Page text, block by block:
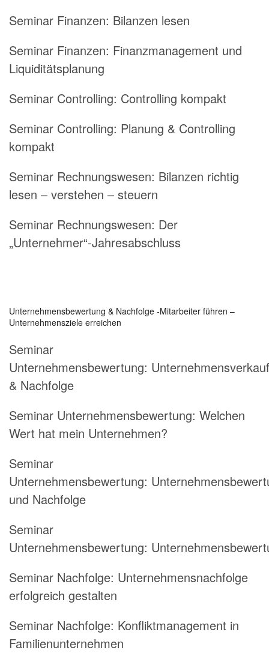
Seminar Finanzen: Bilanzen lesen
Seminar Finanzen: Finanzmanagement und
Liquiditätsplanung
Seminar Controlling: Controlling kompakt
Seminar Controlling: Planung & Controlling
kompakt
Seminar Rechnungswesen: Bilanzen richtig
lesen – verstehen – steuern
Seminar Rechnungswesen: Der
„Unternehmer“-Jahresabschluss
Unternehmensbewertung & Nachfolge -Mitarbeiter führen –
Unternehmensziele erreichen
Seminar
Unternehmensbewertung: Unternehmensverkauf
& Nachfolge
Seminar Unternehmensbewertung: Welchen
Wert hat mein Unternehmen?
Seminar
Unternehmensbewertung:
und Nachfolge
Seminar
Unternehmensbewertung:
Seminar Nachfolge: Unternehmensnachfolge
erfolgreich gestalten
Seminar Nachfolge: Konfliktmanagement in
Familienunternehmen